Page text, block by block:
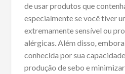
de usar produtos que
especialmente se você tiver
extremamente sensível ou
alérgicas. Além disso,
conhecida por sua
produção de sebo e